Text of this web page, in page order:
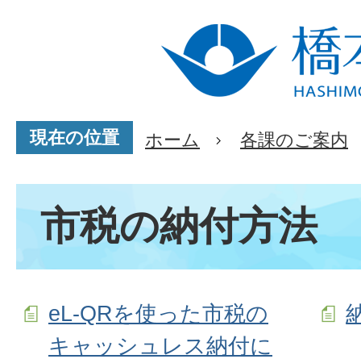
現在の位置 ホーム 各課のご案内
市税の納付方法
eL-QRを使った市税の
キャッシュレス納付に